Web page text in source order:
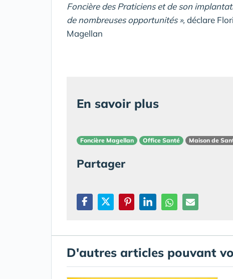
Foncière des Praticiens et de son
de nombreuses opportunités »,déclare
Magellan
En savoir plus
Foncière Magellan Office Santé Maison de
Partager
D'autres articles pouvant